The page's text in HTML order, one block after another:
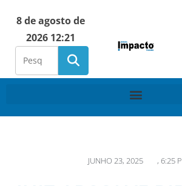
8 de agosto de
2026 12:21
JUNHO 23, 2025 , 6:25